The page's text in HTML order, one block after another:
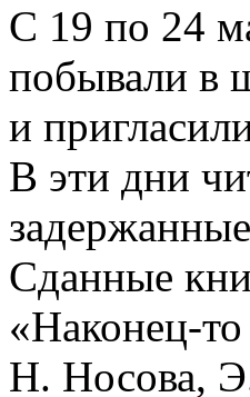
С 19 по 24
побывали в
и
В эти дни
Сданные
«Наконец-
Н. Носова,